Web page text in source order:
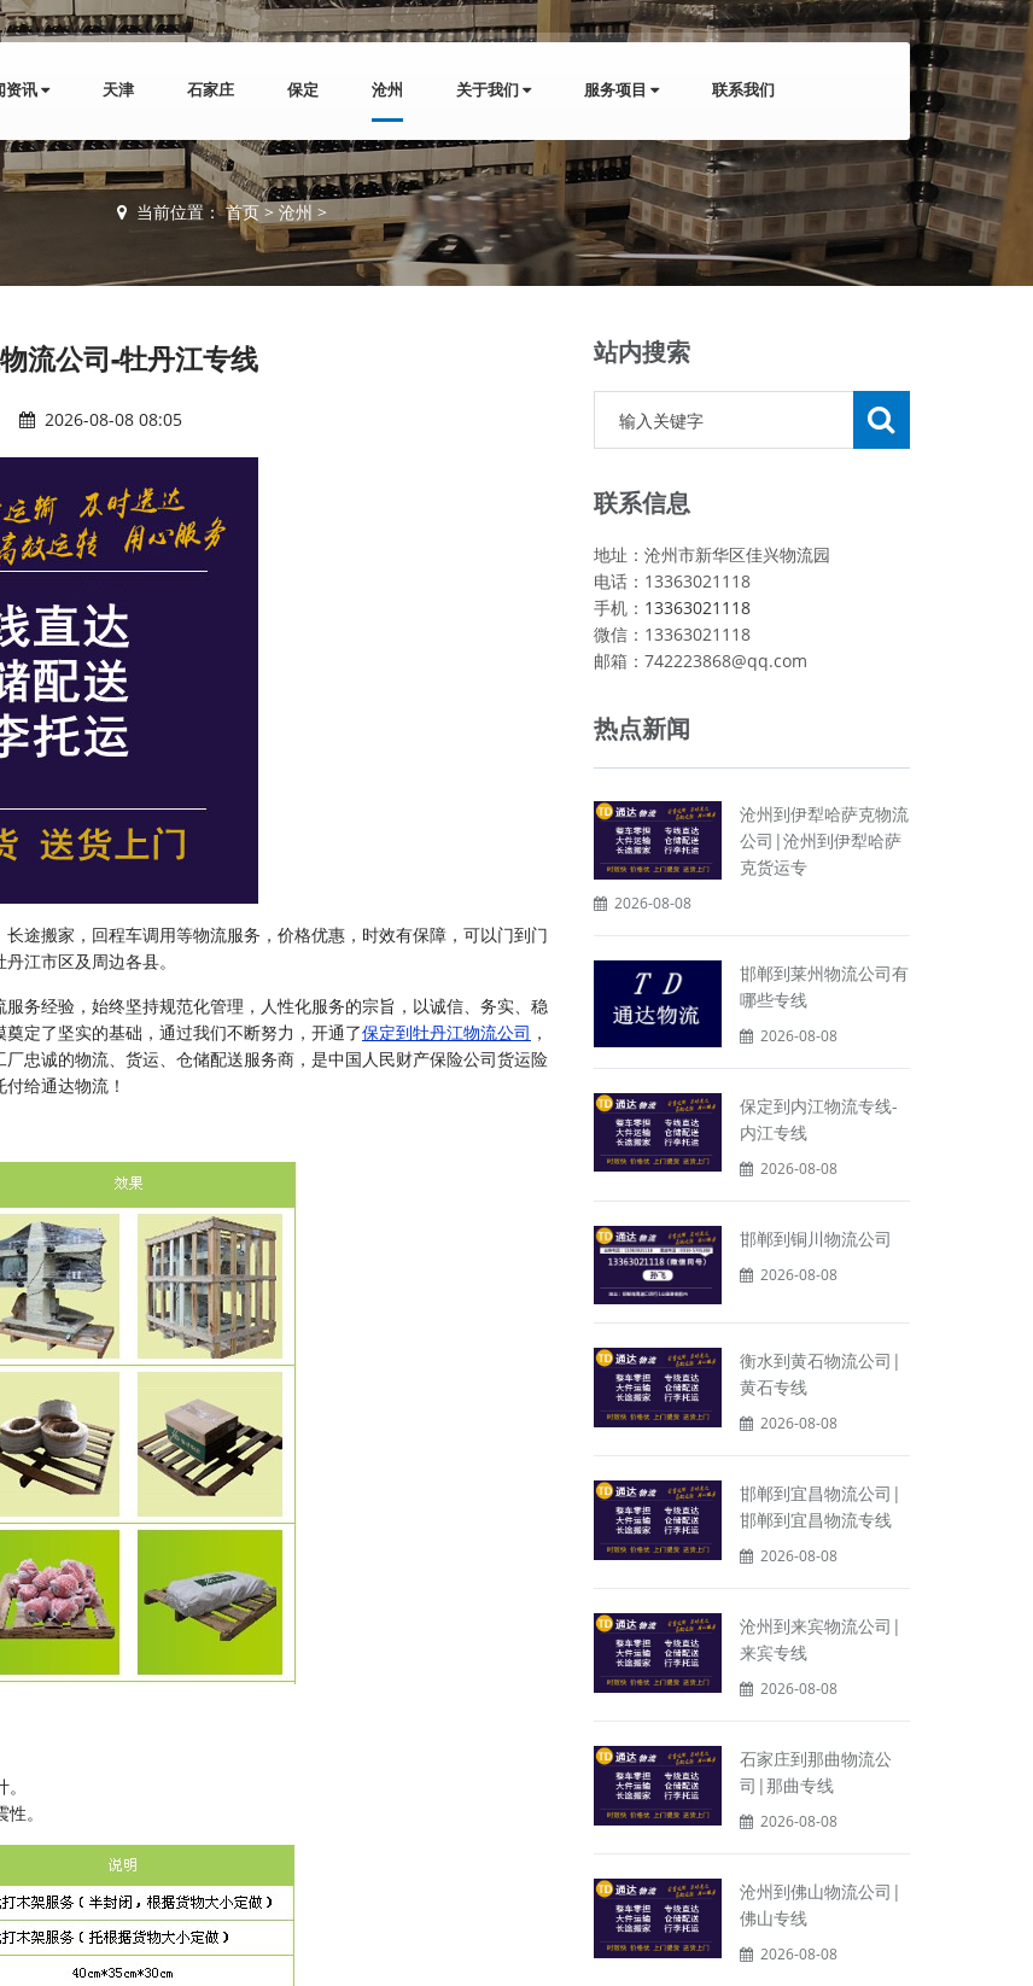
资讯 天津 石家庄 保定 沧州 关于我们 服务项目 联系我们
当前位置：首页 > 沧州 >
流公司-牡丹江专线
2026-08-08 08:05
途搬家，回程车调用等物流服务，价格优惠，时效有保障，可以门到门
江市区及周边各县。
务经验，始终坚持规范化管理，人性化服务的宗旨，以诚信、务实、稳
定了坚实的基础，通过我们不断努力，开通了保定到牡丹江物流公司 ，
忠诚的物流、货运、仓储配送服务商，是中国人民财产保险公司货运险
给通达物流！
。
站内搜索
联系信息
地址：沧州市新华区佳兴物流园
电话：13363021118
手机： 13363021118
微信：13363021118
邮箱：742223868@qq.com
热点新闻
沧州到伊犁哈萨克物流
公司|沧州到伊犁哈萨
克货运专
2026-08-08
邯郸到莱州物流公司有
哪些专线
2026-08-08
保定到内江物流专线-
内江专线
2026-08-08
邯郸到铜川物流公司
2026-08-08
衡水到黄石物流公司|
黄石专线
2026-08-08
邯郸到宜昌物流公司|
邯郸到宜昌物流专线
2026-08-08
沧州到来宾物流公司|
来宾专线
2026-08-08
石家庄到那曲物流公
司|那曲专线
2026-08-08
沧州到佛山物流公司|
佛山专线
2026-08-08